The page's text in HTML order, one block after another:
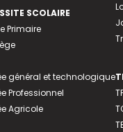
SCOLAIRE
Primaire
général et technologique
Professionnel
Agricole